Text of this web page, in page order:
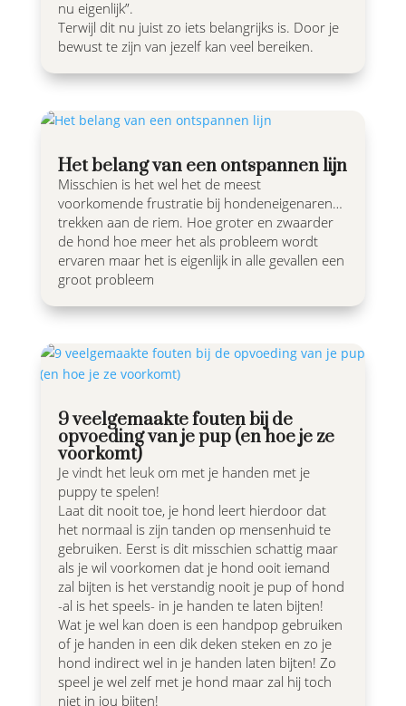
nu eigenlijk”.
Terwijl dit nu juist zo iets belangrijks is. Door je
bewust te zijn van jezelf kan veel bereiken.
Het belang van een ontspannen lijn
Misschien is het wel het de meest
voorkomende frustratie bij hondeneigenaren…
trekken aan de riem. Hoe groter en zwaarder
de hond hoe meer het als probleem wordt
ervaren maar het is eigenlijk in alle gevallen een
groot probleem
9 veelgemaakte fouten bij de
opvoeding van je pup (en hoe je ze
voorkomt)
Je vindt het leuk om met je handen met je
puppy te spelen!
Laat dit nooit toe, je hond leert hierdoor dat
het normaal is zijn tanden op mensenhuid te
gebruiken. Eerst is dit misschien schattig maar
als je wil voorkomen dat je hond ooit iemand
zal bijten is het verstandig nooit je pup of hond
-al is het speels- in je handen te laten bijten!
Wat je wel kan doen is een handpop gebruiken
of je handen in een dik deken steken en zo je
hond indirect wel in je handen laten bijten! Zo
speel je wel zelf met je hond maar zal hij toch
niet in jou bijten!